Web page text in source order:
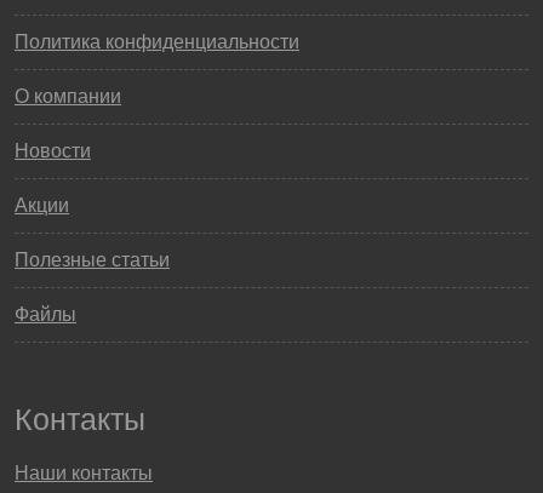
Политика конфиденциальности
О компании
Новости
Акции
Полезные статьи
Файлы
Контакты
Наши контакты